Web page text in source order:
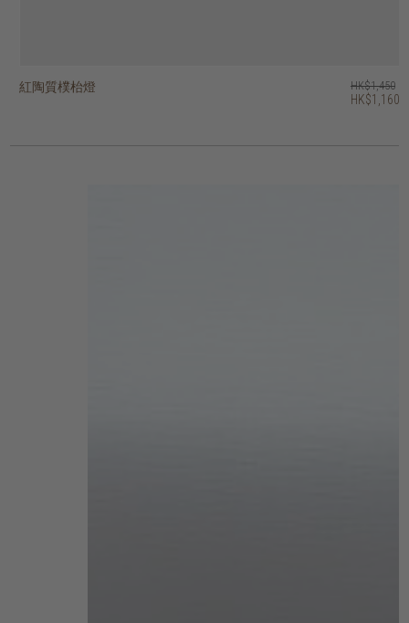
紅陶質樸枱燈 HK$1,450
HK$1,160
紅陶枱燈 HK$2,250
HK$1,800
紅陶條紋枱燈 HK$1,950
HK$1,560
紅陶幾何枱燈 HK$2,250
HK$1,800
復古枱燈 HK$1,950
HK$1,560
heritage 圓頂形枱燈 HK$845
bright 號角形吊燈 HK$1,450
bright 穹頂型吊燈 HK$1,550
bright 吊鐘形吊燈 HK$1,650
木根雕塑枱燈 HK$1,450